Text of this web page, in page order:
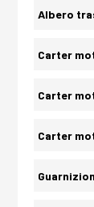
Albero
Carter
Carter
Carter